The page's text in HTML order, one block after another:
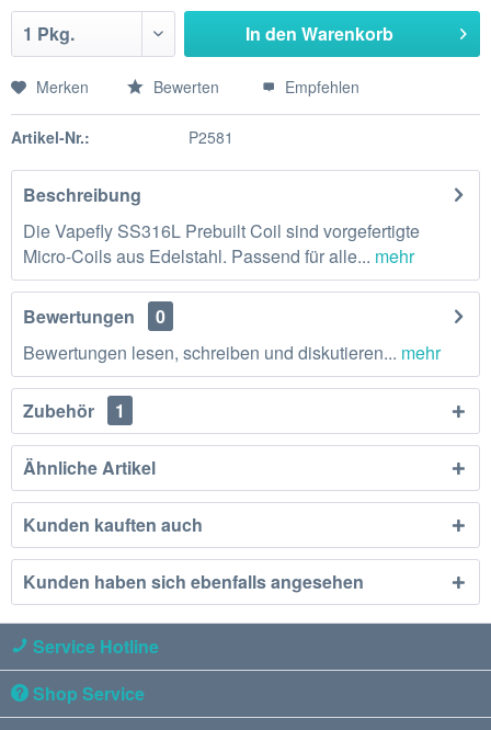
In den Warenkorb
Merken Bewerten Empfehlen
Artikel-Nr.: P2581
Beschreibung
Die Vapefly SS316L Prebuilt Coil sind vorgefertigte
Micro-Coils aus Edelstahl. Passend für alle... mehr
Bewertungen
0
Bewertungen lesen, schreiben und diskutieren... mehr
Zubehör 1
Ähnliche Artikel
Kunden kauften auch
Kunden haben sich ebenfalls angesehen
Service Hotline
Shop Service